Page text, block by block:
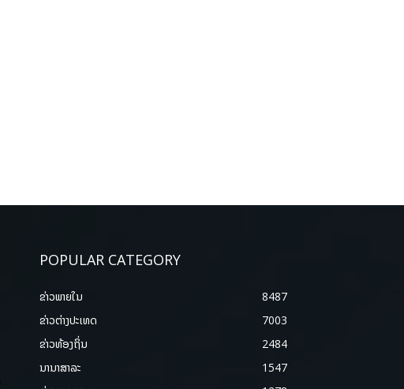
POPULAR CATEGORY
ຂ່າວພາຍ​ໃນ
8487
ຂ່າວຕ່າງປະເທດ
7003
ຂ່າວທ້ອງຖິ່ນ
2484
ນານາສາລະ
1547